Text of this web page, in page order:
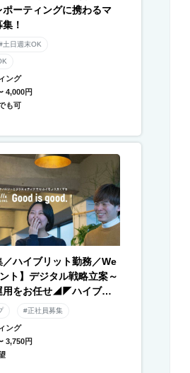
ポーティングに携わるマ
！
土日週末OK
ング
4,000円
も可
／ハイブリット勤務／We
ト】デジタル戦略立案～
用をお任せ◢◤ハイブリ
業月平均10時間以下◢◤伴
DXベンチャー
#正社員募集
ング
3,750円